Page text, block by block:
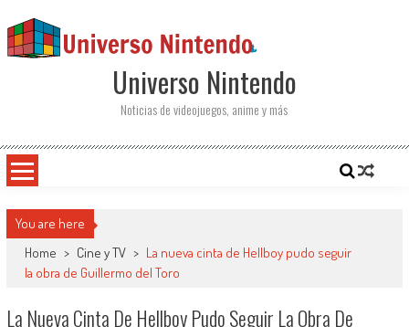
Universo Nintendo
Noticias de videojuegos, anime y más
You are here
Home > Cine y TV > La nueva cinta de Hellboy pudo seguir
la obra de Guillermo del Toro
La Nueva Cinta De Hellboy Pudo Seguir La Obra De